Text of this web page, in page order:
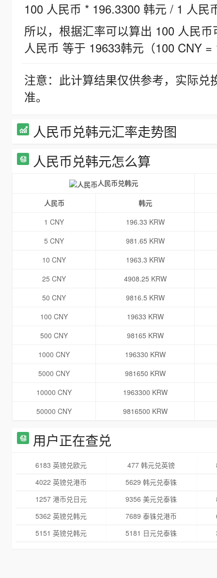
100 人民币 * 196.3300 韩元 / 1 人民
所以，根据汇率可以算出 100 人民
人民币 等于 19633韩元（100 CNY =
注意：此计算结果仅供参考，实际
准。
人民币兑韩元汇率走势图
人民币兑韩元怎么算
人民币兑韩元
人民币
韩元
1 CNY
196.33 KRW
5 CNY
981.65 KRW
10 CNY
1963.3 KRW
25 CNY
4908.25 KRW
50 CNY
9816.5 KRW
100 CNY
19633 KRW
500 CNY
98165 KRW
1000 CNY
196330 KRW
5000 CNY
981650 KRW
10000 CNY
1963300 KRW
50000 CNY
9816500 KRW
用户正在查兑
6183 英镑兑欧元 477 韩元兑英镑
4022 英镑兑港币
5629 韩元兑泰铢
1257 港币兑日元
9356 美元兑泰铢
5362 英镑兑韩元
7689 泰铢兑港币
5151 英镑兑韩元
5181 日元兑泰铢